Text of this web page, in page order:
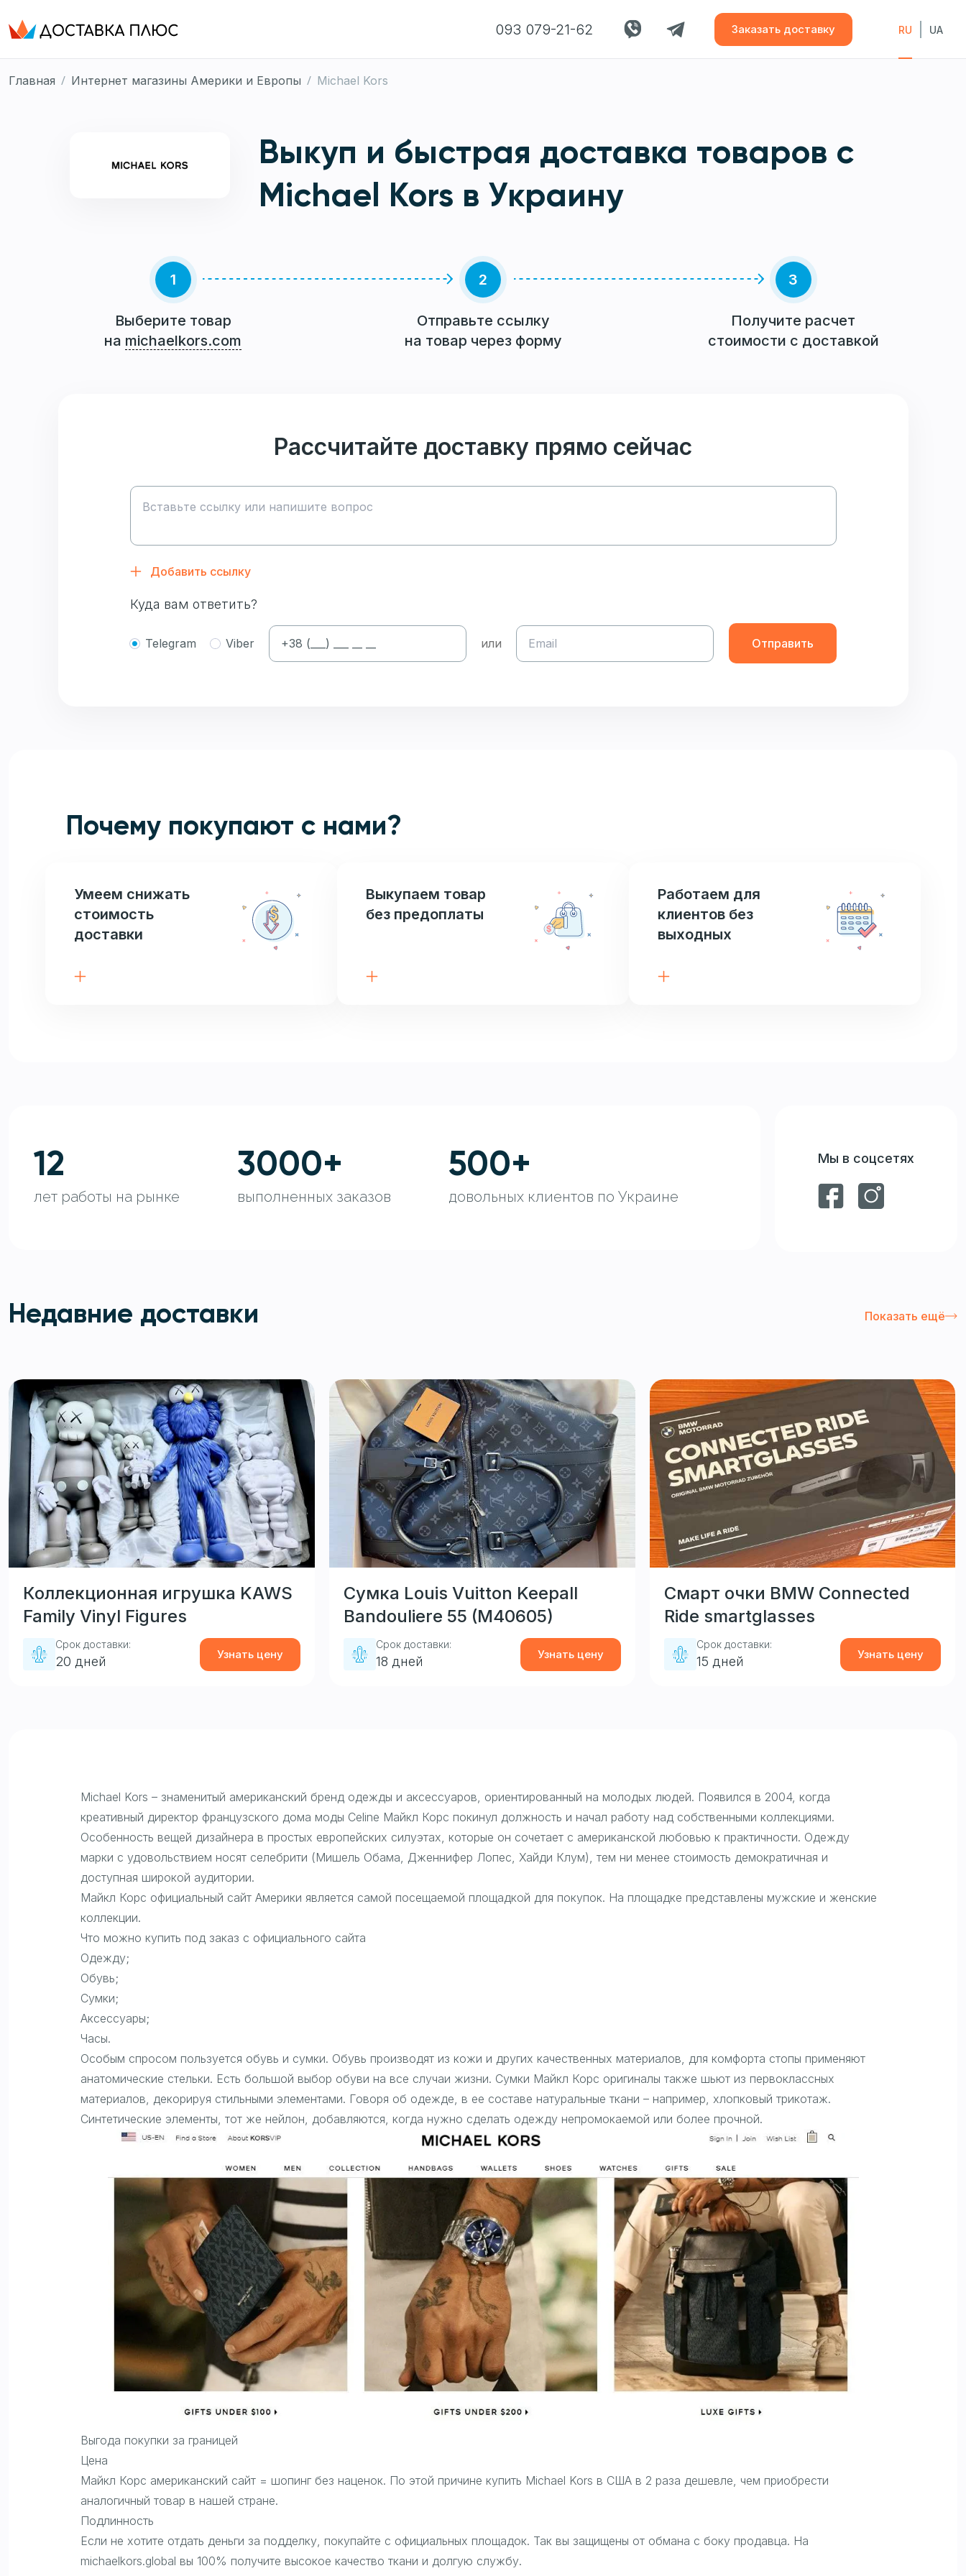
093 079-21-62 Заказать доставку RU UA
Главная / Интернет магазины Америки и Европы / Michael Kors
Выкуп и быстрая доставка товаров с
Michael Kors в Украину
1
Выберите товар
на michaelkors.com
2
Отправьте ссылку
на товар через форму
3
Получите расчет
стоимости с доставкой
Рассчитайте доставку прямо сейчас
Добавить ссылку
Куда вам ответить?
Telegram Viber или Отправить
Почему покупают с нами?
Умеем снижать
стоимость
доставки
Выкупаем товар
без предоплаты
Работаем для
клиентов без
выходных
12
лет работы на рынке
3000+
выполненных заказов
500+
довольных клиентов по Украине
Мы в соцсетях
Недавние доставки Показать ещё
Коллекционная игрушка KAWS
Family Vinyl Figures
Срок доставки:
20 дней Узнать цену
Сумка Louis Vuitton Keepall
Bandouliere 55 (M40605)
Срок доставки:
18 дней Узнать цену
Смарт очки BMW Connected
Ride smartglasses
Срок доставки:
15 дней Узнать цену
Michael Kors – знаменитый американский бренд одежды и аксессуаров, ориентированный на молодых людей. Появился в 2004, когда
креативный директор французского дома моды Celine Майкл Корс покинул должность и начал работу над собственными коллекциями.
Особенность вещей дизайнера в простых европейских силуэтах, которые он сочетает с американской любовью к практичности. Одежду
марки с удовольствием носят селебрити (Мишель Обама, Дженнифер Лопес, Хайди Клум), тем ни менее стоимость демократичная и
доступная широкой аудитории.
Майкл Корс официальный сайт Америки является самой посещаемой площадкой для покупок. На площадке представлены мужские и женские
коллекции.
Что можно купить под заказ с официального сайта
Одежду;
Обувь;
Сумки;
Аксессуары;
Часы.
Особым спросом пользуется обувь и сумки. Обувь производят из кожи и других качественных материалов, для комфорта стопы применяют
анатомические стельки. Есть большой выбор обуви на все случаи жизни. Сумки Майкл Корс оригиналы также шьют из первоклассных
материалов, декорируя стильными элементами. Говоря об одежде, в ее составе натуральные ткани – например, хлопковый трикотаж.
Синтетические элементы, тот же нейлон, добавляются, когда нужно сделать одежду непромокаемой или более прочной.
Выгода покупки за границей
Цена
Майкл Корс американский сайт = шопинг без наценок. По этой причине купить Michael Kors в США в 2 раза дешевле, чем приобрести
аналогичный товар в нашей стране.
Подлинность
Если не хотите отдать деньги за подделку, покупайте с официальных площадок. Так вы защищены от обмана с боку продавца. На
michaelkors.global вы 100% получите высокое качество ткани и долгую службу.